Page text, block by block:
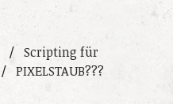
Scripting für
PIXELSTAUB???